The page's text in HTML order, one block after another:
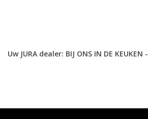
Uw JURA dealer: BIJ ONS IN DE